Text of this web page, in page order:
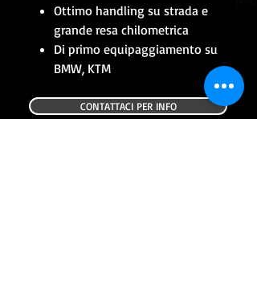
Ottimo handling su strada e
grande resa chilometrica
Di primo equipaggiamento su
BMW, KTM
CONTATTACI PER INFO